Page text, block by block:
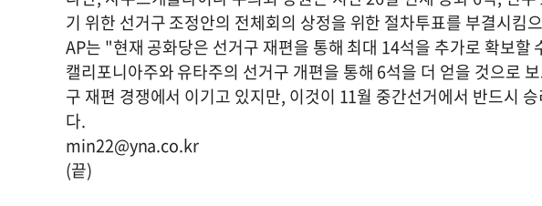
기 위한 선거구 조정안의 전체회의 상정을 위한 절차투표를 부결시킴
AP는 "현재 공화당은 선거구 재편을 통해 최대 14석을 추가로 확보할
캘리포니아주와 유타주의 선거구 개편을 통해 6석을 더 얻을 것으로
구 재편 경쟁에서 이기고 있지만, 이것이 11월 중간선거에서 반드시
다.
min22@yna.co.kr
(끝)